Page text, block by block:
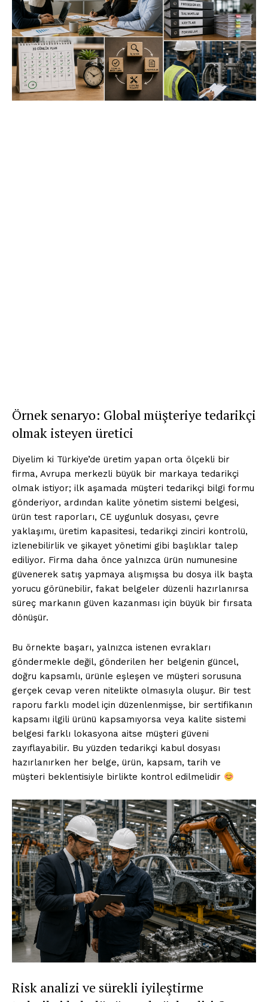
Örnek senaryo: Global müşteriye tedarikçi
olmak isteyen üretici
Diyelim ki Türkiye’de üretim yapan orta ölçekli bir
firma, Avrupa merkezli büyük bir markaya tedarikçi
olmak istiyor; ilk aşamada müşteri tedarikçi bilgi formu
gönderiyor, ardından kalite yönetim sistemi belgesi,
ürün test raporları, CE uygunluk dosyası, çevre
yaklaşımı, üretim kapasitesi, tedarikçi zinciri kontrolü,
izlenebilirlik ve şikayet yönetimi gibi başlıklar talep
ediliyor. Firma daha önce yalnızca ürün numunesine
güvenerek satış yapmaya alışmışsa bu dosya ilk başta
yorucu görünebilir, fakat belgeler düzenli hazırlanırsa
süreç markanın güven kazanması için büyük bir fırsata
dönüşür.
Bu örnekte başarı, yalnızca istenen evrakları
göndermekle değil, gönderilen her belgenin güncel,
doğru kapsamlı, ürünle eşleşen ve müşteri sorusuna
gerçek cevap veren nitelikte olmasıyla oluşur. Bir test
raporu farklı model için düzenlenmişse, bir sertifikanın
kapsamı ilgili ürünü kapsamıyorsa veya kalite sistemi
belgesi farklı lokasyona aitse müşteri güveni
zayıflayabilir. Bu yüzden tedarikçi kabul dosyası
hazırlanırken her belge, ürün, kapsam, tarih ve
müşteri beklentisiyle birlikte kontrol edilmelidir
Risk analizi ve sürekli iyileştirme